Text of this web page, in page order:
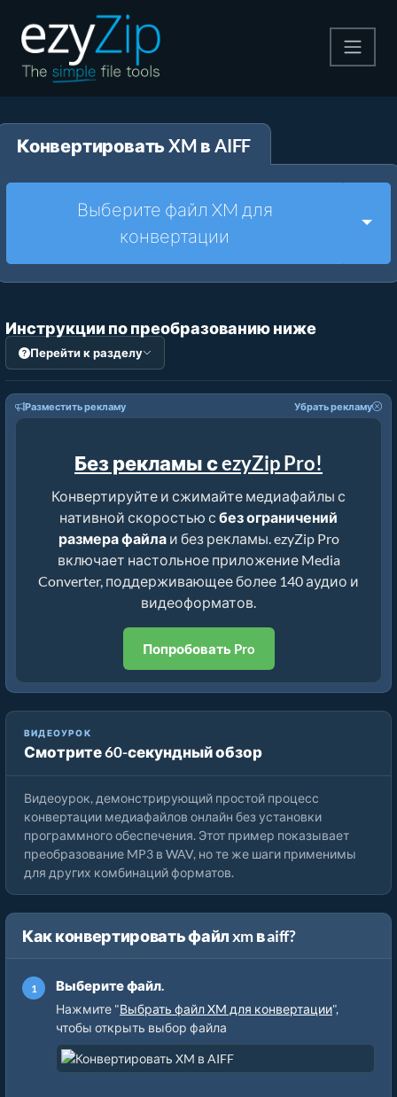
Pаспаковывайте
Другие инструменты
Конвертировать XM в AIFF
Выберите файл XM для
конвертации
Инструкции по преобразованию ниже
Перейти к разделу
Разместить рекламу Убрать рекламу
Без рекламы с ezyZip Pro!
Конвертируйте и сжимайте медиафайлы с
нативной скоростью с без ограничений
размера файлаи без рекламы. ezyZip Pro
включает настольное приложение Media
Converter, поддерживающее более 140 аудио и
видеоформатов.
Попробовать Pro
ВИДЕОУРОК
Смотрите 60-секундный обзор
Как конвертировать медиафайлы
Видеоурок, демонстрирующий простой процесс
конвертации медиафайлов онлайн без установки
программного обеспечения. Этот пример показывает
преобразование MP3 в WAV, но те же шаги применимы
для других комбинаций форматов.
Как конвертировать файл xm в aiff?
Выберите файл.
Нажмите "Выбрать файл XM для конвертации",
чтобы открыть выбор файла